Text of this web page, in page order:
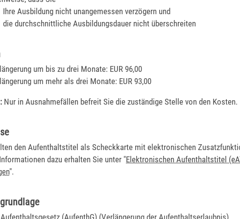
Ihre Ausbildung nicht unangemessen verzögern und
die durchschnittliche Ausbildungsdauer nicht überschreiten
um bis zu drei Monate: EUR 96,00
um mehr als drei Monate: EUR 93,00
Nur in Ausnahmefällen befreit Sie die zuständige Stelle von den Kosten.
den Aufenthaltstitel als Scheckkarte mit elektronischen
dazu erhalten Sie unter "Elektronischen Aufenthaltstitel
".
(AufenthG) (Verlängerung der Aufenthaltserlaubnis)